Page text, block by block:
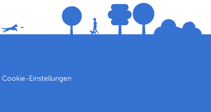
Cookie-Einstellungen